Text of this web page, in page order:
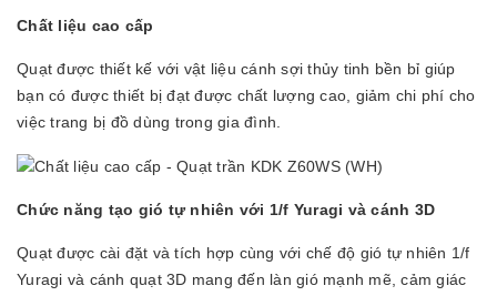
Chất liệu cao cấp
Quạt được thiết kế với vật liệu cánh sợi thủy tinh bền bỉ giúp
bạn có được thiết bị đạt được chất lượng cao, giảm chi phí cho
việc trang bị đồ dùng trong gia đình.
Chức năng tạo gió tự nhiên với 1/f Yuragi và cánh 3D
Quạt được cài đặt và tích hợp cùng với chế độ gió tự nhiên 1/f
Yuragi và cánh quạt 3D mang đến làn gió mạnh mẽ, cảm giác